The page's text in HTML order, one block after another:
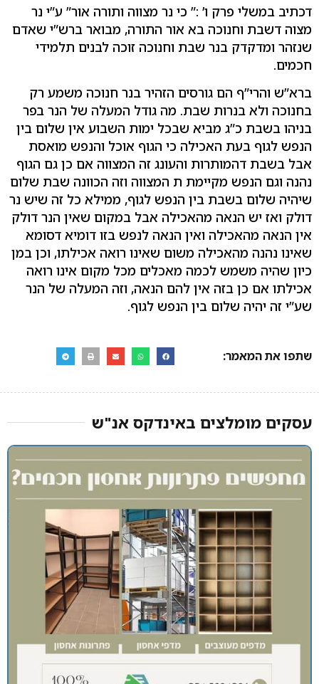
דכתיב במשלי פרק ו’ :” כי נר מצווה ותורה אור” ע”י נר
מצוה דשבת וחנוכה בא אור התורה, מבואר ברש”י שאדם
שנזהר ומדקדק בנר שבת וחנוכה זוכה לבנים תלמידי
חכמים.
ברא”ש והרי”ף הם גורסים הזהיר בנר חנוכה משמע רק
בחנוכה ולא בנרות שבת. מה גודל המעלה של הנר בפר
בניהו בשבת כ”ג מביא שבכל ימות השבוע אין שלום בין
הנפש לגוף בעת האכילה כי הגוף אוכל והנפש מואסת
אבל בשבת דהמותרות והעונג זה המצווה אם כן גם הגוף
נהנה וגם הנפש מקיימת ת המצווה וזה הכוונה שבת שלום
שיהיה שלום בשבת בין הנפש לגוף, ממילא כל זה שיש נר
דולק ואז יש הנאה מהאכילה אבל במקום שאין הנר דולק
אין הנאה מהאכילה ואין הנאה לנפש בזו דומיא דסומא
שאינו נהנה מהאכילה משום שאינו רואה אכילתו, וכן במן
כיון שהיה משמש לכמה מאכלים מכל מקום אינו רואה
אכילתו אם כן בזה אין להם הנאה, וזה המעלה של הנר
שע”י זה יהיה שלום בין הנפש לגוף.
שתפו את המאמר:
עסקים מומלצים באינדקס אנ"ש​